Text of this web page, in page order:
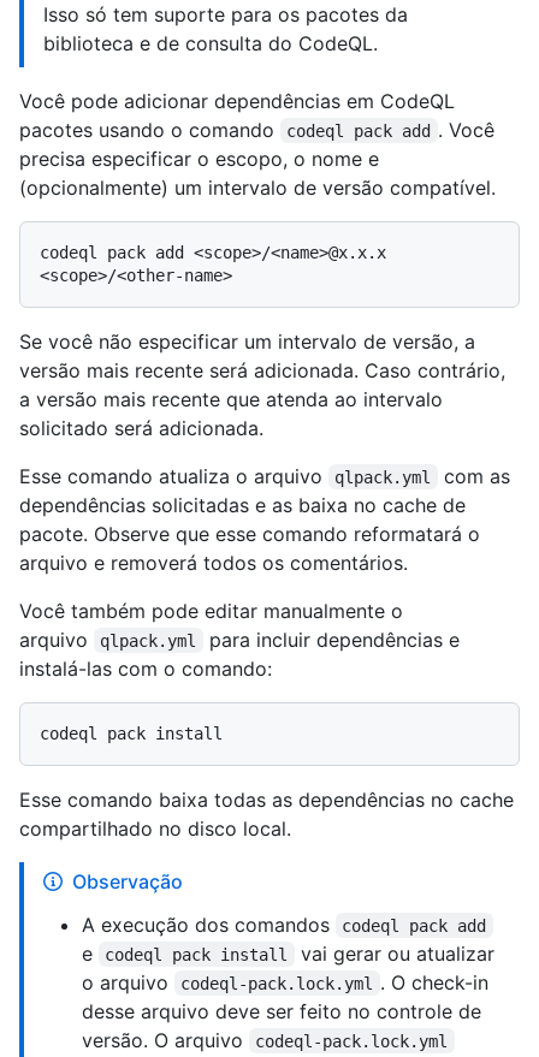
Isso só tem suporte para os pacotes da
biblioteca e de consulta do CodeQL.
Você pode adicionar dependências em CodeQL
pacotes usando o comando
codeql pack add . Você
precisa especificar o escopo, o nome e
(opcionalmente) um intervalo de versão compatível.
codeql pack add <scope>/<name>@x.x.x
Se você não especificar um intervalo de versão, a
versão mais recente será adicionada. Caso contrário,
a versão mais recente que atenda ao intervalo
solicitado será adicionada.
Esse comando atualiza o arquivo
qlpack.yml
com as
dependências solicitadas e as baixa no cache de
pacote. Observe que esse comando reformatará o
arquivo e removerá todos os comentários.
Você também pode editar manualmente o
arquivo
qlpack.yml
para incluir dependências e
instalá-las com o comando:
Esse comando baixa todas as dependências no cache
compartilhado no disco local.
Observação
A execução dos comandos
codeql pack add
e codeql pack install
vai gerar ou atualizar
o arquivo
codeql-pack.lock.yml
. O check-in
desse arquivo deve ser feito no controle de
versão. O arquivo
codeql-pack.lock.yml